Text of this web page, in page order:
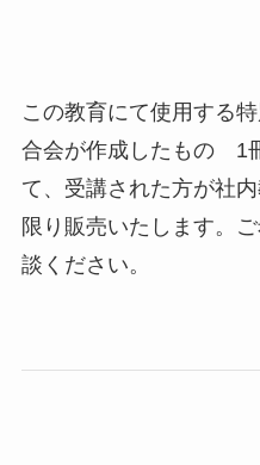
この教育にて使用する
合会が作成したもの 1
て、受講された方が社
限り販売いたします。
談ください。